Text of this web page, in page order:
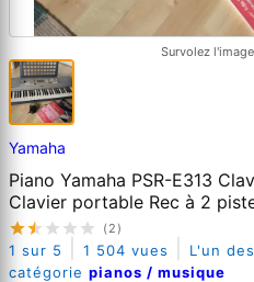
Survolez
Yamaha
Piano Yamaha PSR-E313
Clavier portable Rec à 2
(2)
1 sur 5 1 504 vues
L'un
catégorie pianos / musique